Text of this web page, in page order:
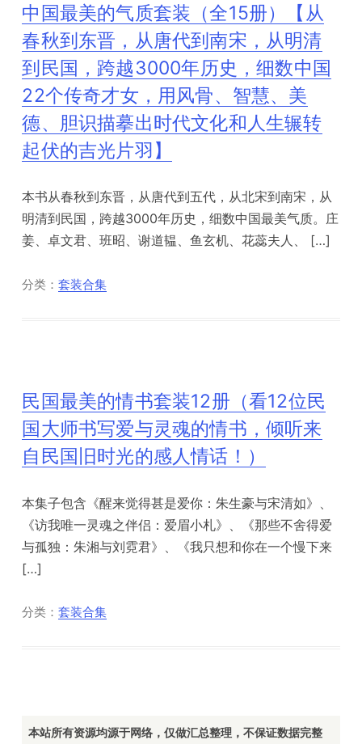
中国最美的气质套装（全15册）【从
春秋到东晋，从唐代到南宋，从明清
到民国，跨越3000年历史，细数中国
22个传奇才女，用风骨、智慧、美
德、胆识描摹出时代文化和人生辗转
起伏的吉光片羽】
本书从春秋到东晋，从唐代到五代，从北宋到南宋，从
明清到民国，跨越3000年历史，细数中国最美气质。庄
姜、卓文君、班昭、谢道韫、鱼玄机、花蕊夫人、 […]
分类：套装合集
民国最美的情书套装12册（看12位民
国大师书写爱与灵魂的情书，倾听来
自民国旧时光的感人情话！）
本集子包含《醒来觉得甚是爱你：朱生豪与宋清如》、
《访我唯一灵魂之伴侣：爱眉小札》、《那些不舍得爱
与孤独：朱湘与刘霓君》、《我只想和你在一个慢下来
[…]
分类：套装合集
本站所有资源均源于网络，仅做汇总整理，不保证数据完整